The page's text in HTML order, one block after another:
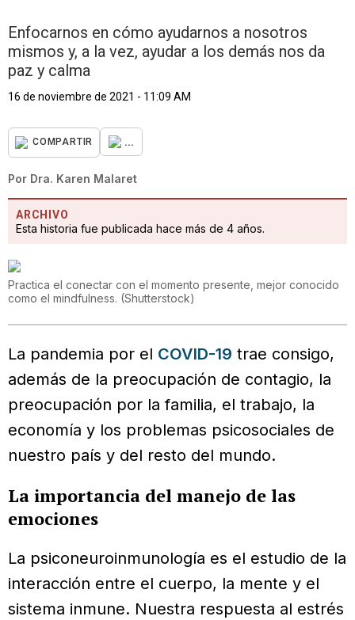
Enfocarnos en cómo ayudarnos a nosotros
mismos y, a la vez, ayudar a los demás nos da
paz y calma
16 de noviembre de 2021 - 11:09 AM
COMPARTIR ...
Por Dra. Karen Malaret
ARCHIVO
Esta historia fue publicada hace más de 4 años.
Practica el conectar con el momento presente, mejor conocido
como el mindfulness. (Shutterstock)
La pandemia por el COVID-19 trae consigo,
además de la preocupación de contagio, la
preocupación por la familia, el trabajo, la
economía y los problemas psicosociales de
nuestro país y del resto del mundo.
La importancia del manejo de las
emociones
La psiconeuroinmunología es el estudio de la
interacción entre el cuerpo, la mente y el
sistema inmune. Nuestra respuesta al estrés